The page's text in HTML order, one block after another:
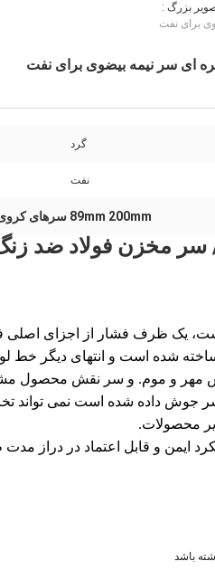
بزرگ :
برای نفت
گرد
نفت
89mm 200mm سرهای کروی
مخزن فولاد ضد
یک ظرف فشار از اجزای اصلی
شده است و انتهای دیگر خط
مهر و موم. و سر نقش محصول
سر جوش داده شده است نمی تواند
محصولات.
ایمن و قابل اعتماد در دراز